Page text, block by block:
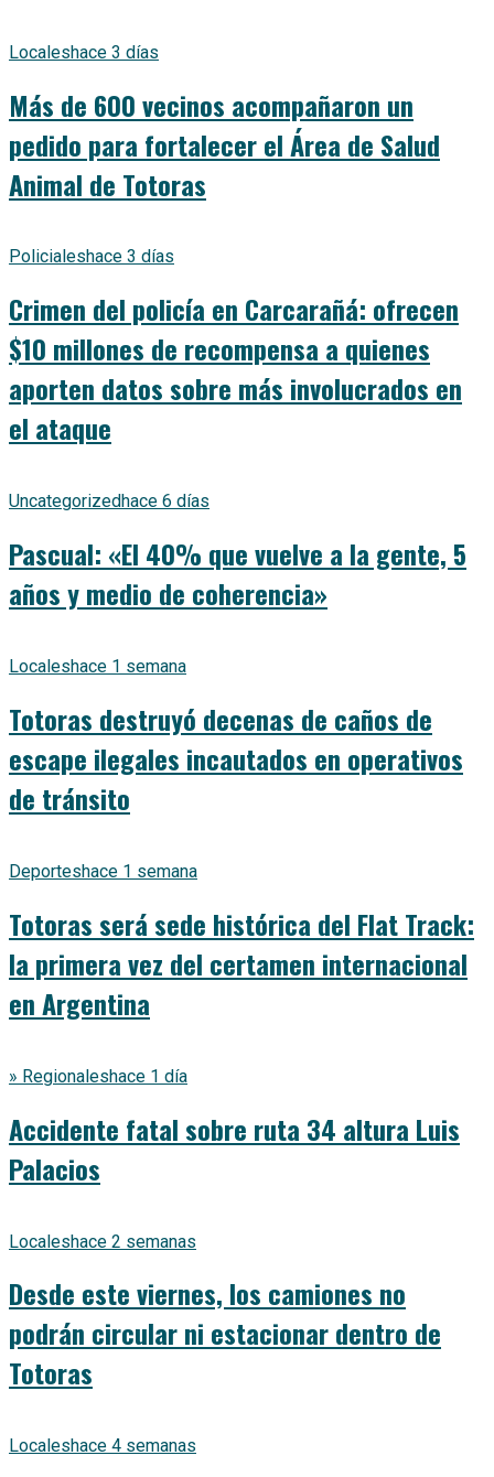
Localeshace 3 días
Más de 600 vecinos acompañaron un
pedido para fortalecer el Área de Salud
Animal de Totoras
Policialeshace 3 días
Crimen del policía en Carcarañá: ofrecen
$10 millones de recompensa a quienes
aporten datos sobre más involucrados en
el ataque
Uncategorized hace 6 días
Pascual: «El 40% que vuelve a la gente, 5
años y medio de coherencia»
Localeshace 1 semana
Totoras destruyó decenas de caños de
escape ilegales incautados en operativos
de tránsito
Deporteshace 1 semana
Totoras será sede histórica del Flat Track:
la primera vez del certamen internacional
en Argentina
» Regionaleshace 1 día
Accidente fatal sobre ruta 34 altura Luis
Palacios
Localeshace 2 semanas
Desde este viernes, los camiones no
podrán circular ni estacionar dentro de
Totoras
Localeshace 4 semanas